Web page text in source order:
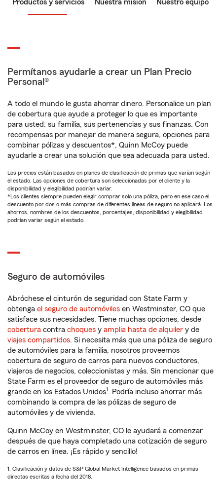
Productos y servicios Nuestra misión Nuestro equipo
Permítanos ayudarle a crear un Plan Precio
Personal®
A todo el mundo le gusta ahorrar dinero. Personalice un plan
de cobertura que ayude a proteger lo que es importante
para usted: su familia, sus pertenencias y sus finanzas. Con
recompensas por manejar de manera segura, opciones para
combinar pólizas y descuentos*, Quinn McCoy puede
ayudarle a crear una solución que sea adecuada para usted.
Los precios están basados en planes de clasificación de primas que varían según
el estado. Las opciones de cobertura son seleccionadas por el cliente y la
disponibilidad y elegibilidad podrían variar.
*Los clientes siempre pueden elegir comprar solo una póliza, pero en ese caso el
descuento por dos o más compras de diferentes líneas de seguro no aplicará. Los
ahorros, nombres de los descuentos, porcentajes, disponibilidad y elegibilidad
podrían variar según el estado.
Seguro de automóviles
Abróchese el cinturón de seguridad con State Farm y
obtenga el seguro de automóviles en Westminster, CO que
satisface sus necesidades. Tiene muchas opciones, desde
cobertura contra choques y amplia hasta de alquiler y de
viajes compartidos. Si necesita más que una póliza de seguro
de automóviles para la familia, nosotros proveemos
cobertura de seguro de carros para nuevos conductores,
viajeros de negocios, coleccionistas y más. Sin mencionar que
State Farm es el proveedor de seguro de automóviles más
grande en los Estados Unidos1. Podría incluso ahorrar más
combinando la compra de las pólizas de seguro de
automóviles y de vivienda.
Quinn McCoy en Westminster, CO le ayudará a comenzar
después de que haya completado una cotización de seguro
de carros en línea. ¡Es rápido y sencillo!
1. Clasificación y datos de S&P Global Market Intelligence basados en primas
directas escritas a fecha del 2018.